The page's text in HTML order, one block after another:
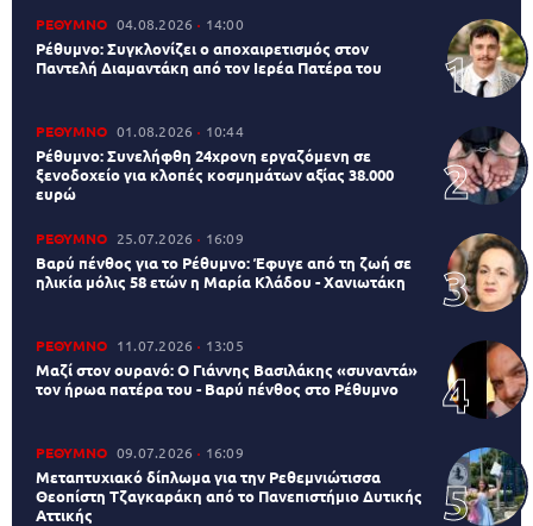
ΡΕΘΥΜΝΟ 04.08.2026 14:00
Ρέθυμνο: Συγκλονίζει ο αποχαιρετισμός στον
Παντελή Διαμαντάκη από τον Ιερέα Πατέρα του
ΡΕΘΥΜΝΟ 01.08.2026 10:44
Ρέθυμνο: Συνελήφθη 24χρονη εργαζόμενη σε
ξενοδοχείο για κλοπές κοσμημάτων αξίας 38.000
ευρώ
ΡΕΘΥΜΝΟ 25.07.2026 16:09
Βαρύ πένθος για το Ρέθυμνο: Έφυγε από τη ζωή σε
ηλικία μόλις 58 ετών η Μαρία Κλάδου - Χανιωτάκη
ΡΕΘΥΜΝΟ 11.07.2026 13:05
Μαζί στον ουρανό: Ο Γιάννης Βασιλάκης «συναντά»
τον ήρωα πατέρα του - Βαρύ πένθος στο Ρέθυμνο
ΡΕΘΥΜΝΟ 09.07.2026 16:09
Μεταπτυχιακό δίπλωμα για την Ρεθεμνιώτισσα
Θεοπίστη Τζαγκαράκη από το Πανεπιστήμιο Δυτικής
Αττικής